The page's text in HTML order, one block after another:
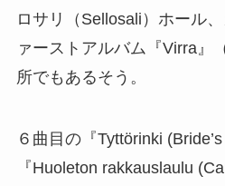
ロサリ（Sellosali）ホール
ァーストアルバム『Virra』
所でもあるそう。
６曲目の『Tyttörinki
『Huoleton rakkauslaulu